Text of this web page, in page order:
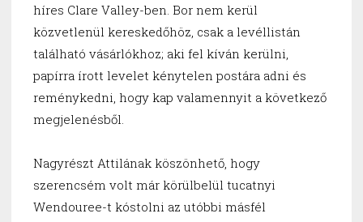
híres Clare Valley-ben. Bor nem kerül
közvetlenül kereskedőhöz, csak a levéllistán
található vásárlókhoz; aki fel kíván kerülni,
papírra írott levelet kénytelen postára adni és
reménykedni, hogy kap valamennyit a következő
megjelenésből.
Nagyrészt Attilának köszönhető, hogy
szerencsém volt már körülbelül tucatnyi
Wendouree-t kóstolni az utóbbi másfél